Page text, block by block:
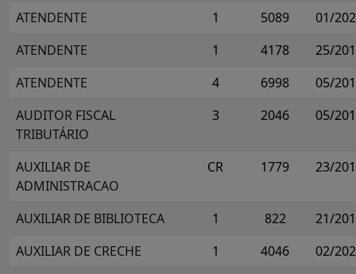
ATENDENTE 1 5089
01/
ATENDENTE
1 4178
25/
ATENDENTE
4 6998
05/
AUDITOR FISCAL
TRIBUTÁRIO
3 2046 05/
AUXILIAR DE
ADMINISTRACAO
CR 1779 23/
AUXILIAR DE BIBLIOTECA 1 822
21/
AUXILIAR DE CRECHE
1 4046
02/